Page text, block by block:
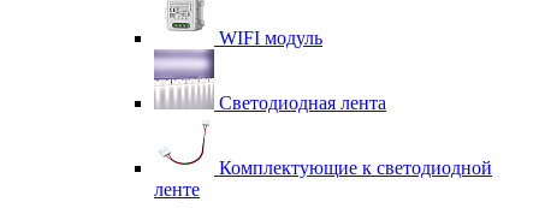
WIFI модуль
Светодиодная лента
Комплектующие к светодиодной
ленте